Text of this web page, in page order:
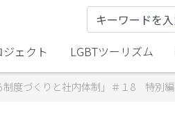
ジェクト LGBTツーリズム
制度づくりと社内体制」＃１8 特別編